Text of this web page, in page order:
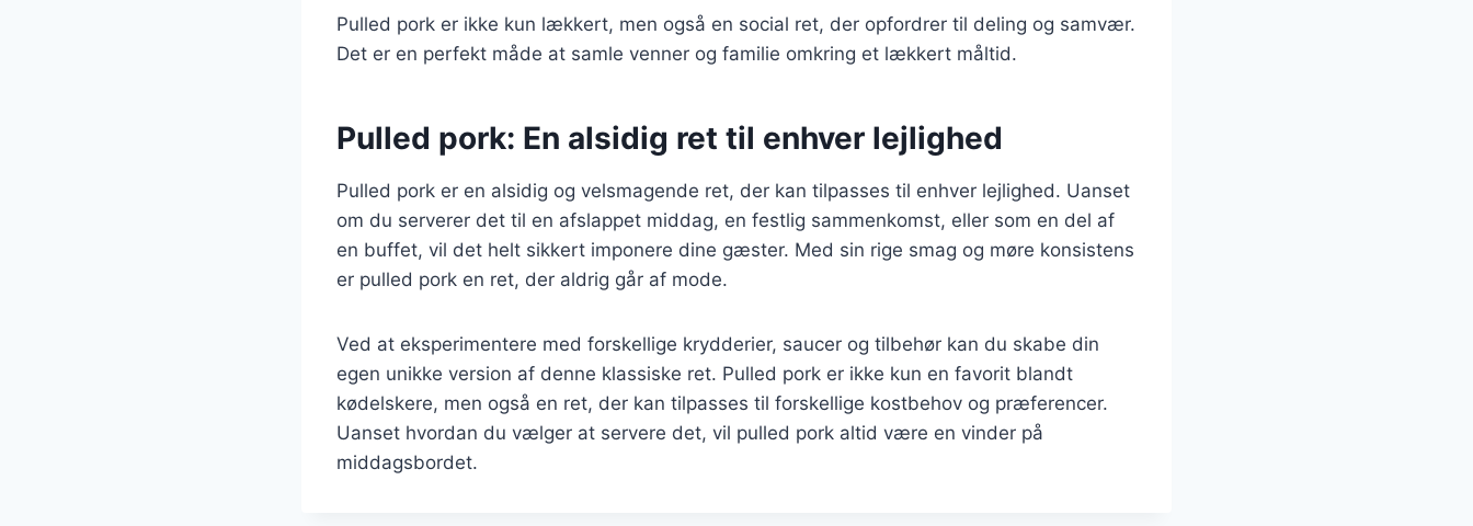
Pulled pork er ikke kun lækkert, men også en social ret, der opfordrer til deling og samvær.
Det er en perfekt måde at samle venner og familie omkring et lækkert måltid.
Pulled pork: En alsidig ret til enhver lejlighed
Pulled pork er en alsidig og velsmagende ret, der kan tilpasses til enhver lejlighed. Uanset
om du serverer det til en afslappet middag, en festlig sammenkomst, eller som en del af
en buffet, vil det helt sikkert imponere dine gæster. Med sin rige smag og møre konsistens
er pulled pork en ret, der aldrig går af mode.
Ved at eksperimentere med forskellige krydderier, saucer og tilbehør kan du skabe din
egen unikke version af denne klassiske ret. Pulled pork er ikke kun en favorit blandt
kødelskere, men også en ret, der kan tilpasses til forskellige kostbehov og præferencer.
Uanset hvordan du vælger at servere det, vil pulled pork altid være en vinder på
middagsbordet.